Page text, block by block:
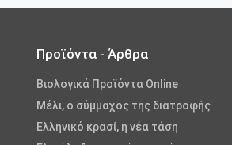
Προϊόντα - Άρθρα
Βιολογικά Προϊόντα Online
Μέλι, ο σύμμαχος της διατροφής
Ελληνικό κρασί, η νέα τάση